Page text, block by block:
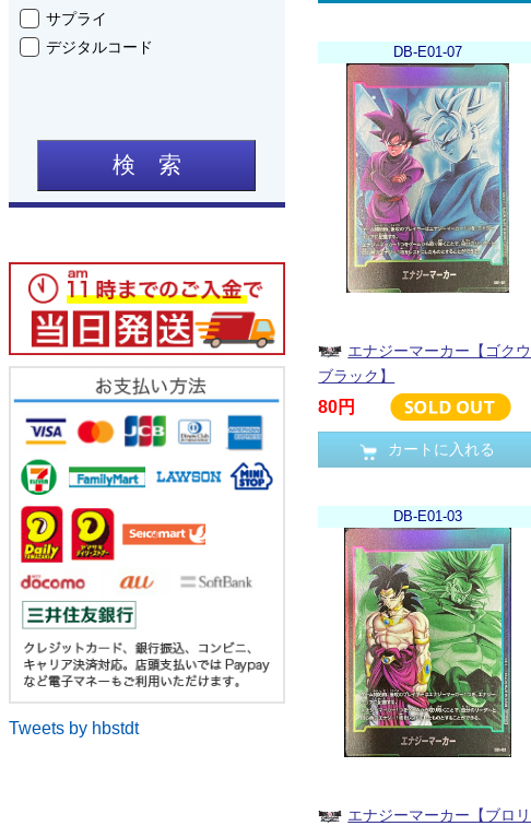
サプライ
デジタルコード
検 索
Tweets by hbstdt
DB-E01-07
エナジーマーカー【ゴクウ
ブラック】
80円
カートに入れる
DB-E01-03
エナジーマーカー【ブロリ